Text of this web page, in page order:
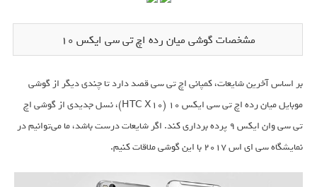
مشخصات گوشی میان رده اچ تی سی ایکس 10
بر اساس آخرین شایعات، کمپانی اچ تی سی قصد دارد تا چندی دیگر از گوشی
موبایل میان رده اچ تی سی ایکس 10 (HTC X10)، نسل جدیدی از گوشی اچ
تی سی وان ایکس 9 پرده برداری کند. اگر شایعات درست باشد، ما می‌توانیم در
نمایشگاه سی ای اس 2017 با این گوشی ملاقات کنیم.